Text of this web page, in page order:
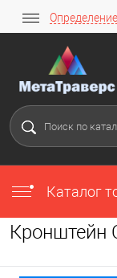
Определение
Каталог
Кронштейн